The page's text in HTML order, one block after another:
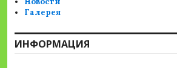
Галерея
ИНФОРМАЦИЯ